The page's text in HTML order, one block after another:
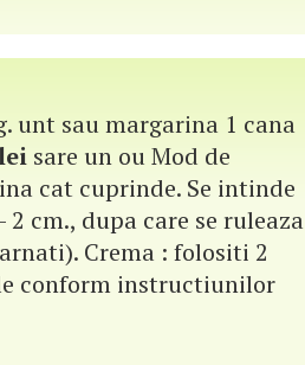
unt sau margarina 1 cana
sare un ou Mod de
cat cuprinde. Se intinde
cm., dupa care se ruleaza
Crema : folositi 2
conform instructiunilor